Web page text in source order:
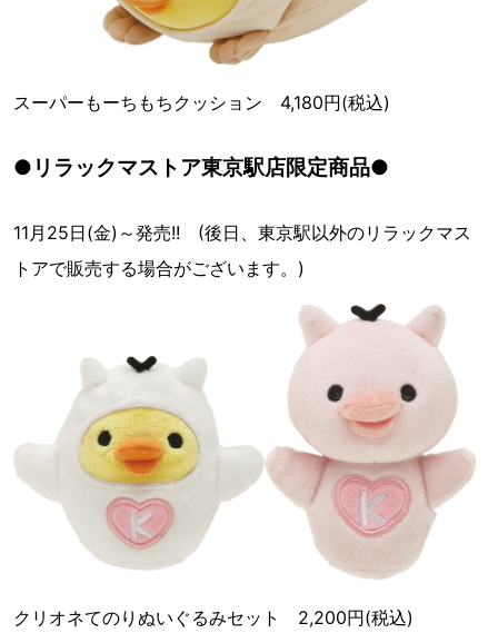
スーパーもーちもちクッション 4,180円(税込)
●リラックマストア東京駅店限定商品●
11月25日(金)～発売!! (後日、東京駅以外のリラックマス
トアで販売する場合がございます。)
クリオネてのりぬいぐるみセット 2,200円(税込)